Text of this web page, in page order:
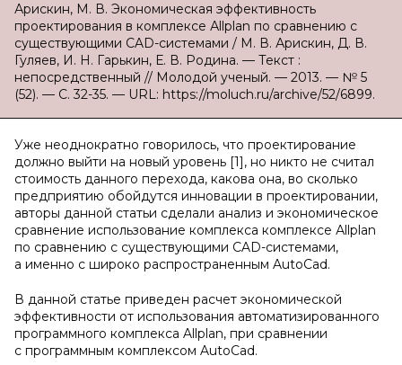
Арискин, М. В. Экономическая эффективность
проектирования в комплексе Аllplan по сравнению с
существующими CAD-системами / М. В. Арискин, Д. В.
Гуляев, И. Н. Гарькин, Е. В. Родина. — Текст :
непосредственный // Молодой ученый. — 2013. — № 5
(52). — С. 32-35. — URL: https://moluch.ru/archive/52/6899.
Уже неоднократно говорилось, что проектирование
должно выйти на новый уровень [1], но никто не считал
стоимость данного перехода, какова она, во сколько
предприятию обойдутся инновации в проектировании,
авторы данной статьи сделали анализ и экономическое
сравнение использование комплекса комплексе Аllplan
по сравнению с существующими CAD-системами,
а именно с широко распространенным AutoCad.
В данной статье приведен расчет экономической
эффективности от использования автоматизированного
программного комплекса Allplan, при сравнении
с программным комплексом AutoCad.